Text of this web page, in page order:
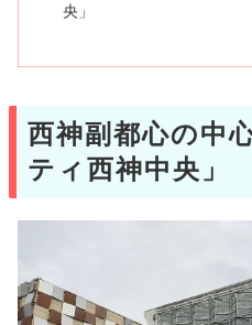
央」
西神副都心の中
ティ西神中央」